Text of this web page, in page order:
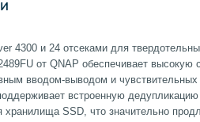
4300 и 24 отсеками для
от QNAP обеспечивает высокую
вводом-выводом и
встроенную
SSD, что значительно